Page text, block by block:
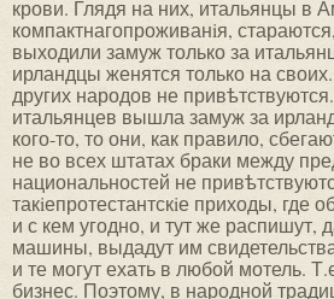
крови. Глядя на них, итальянцы в
компактнагопроживанiя,
выходили замуж только за
ирландцы женятся только на
других народов не
итальянцев вышла замуж за
кого-то, то они, как правило,
не во всех штатах браки между
национальностей не
такiепротестантскiе приходы, где
и с кем угодно, и тут же распишут,
машины, выдадут им
и те могут ехать в любой мотель.
бизнес. Поэтому, в народной